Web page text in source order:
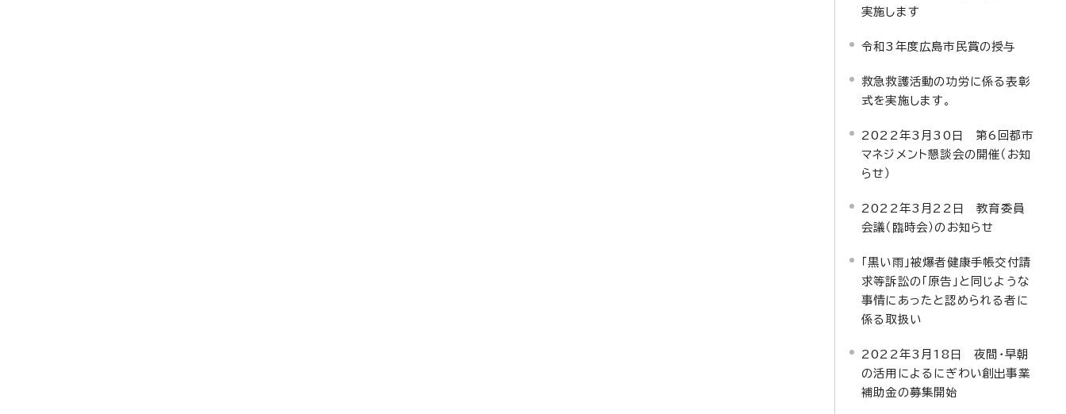
実施します
令和3年度広島市民賞の授与
救急救護活動の功労に係る表彰
式を実施します。
2022年3月30日 第6回都市
マネジメント懇談会の開催（お知
らせ）
2022年3月22日 教育委員
会議（臨時会）のお知らせ
「黒い雨」被爆者健康手帳交付請
求等訴訟の「原告」と同じような
事情にあったと認められる者に
係る取扱い
2022年3月18日 夜間・早朝
の活用によるにぎわい創出事業
補助金の募集開始